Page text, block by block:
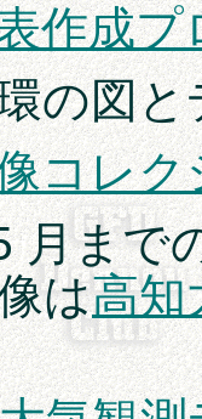
作成
の図
コレク
月まで
は高知